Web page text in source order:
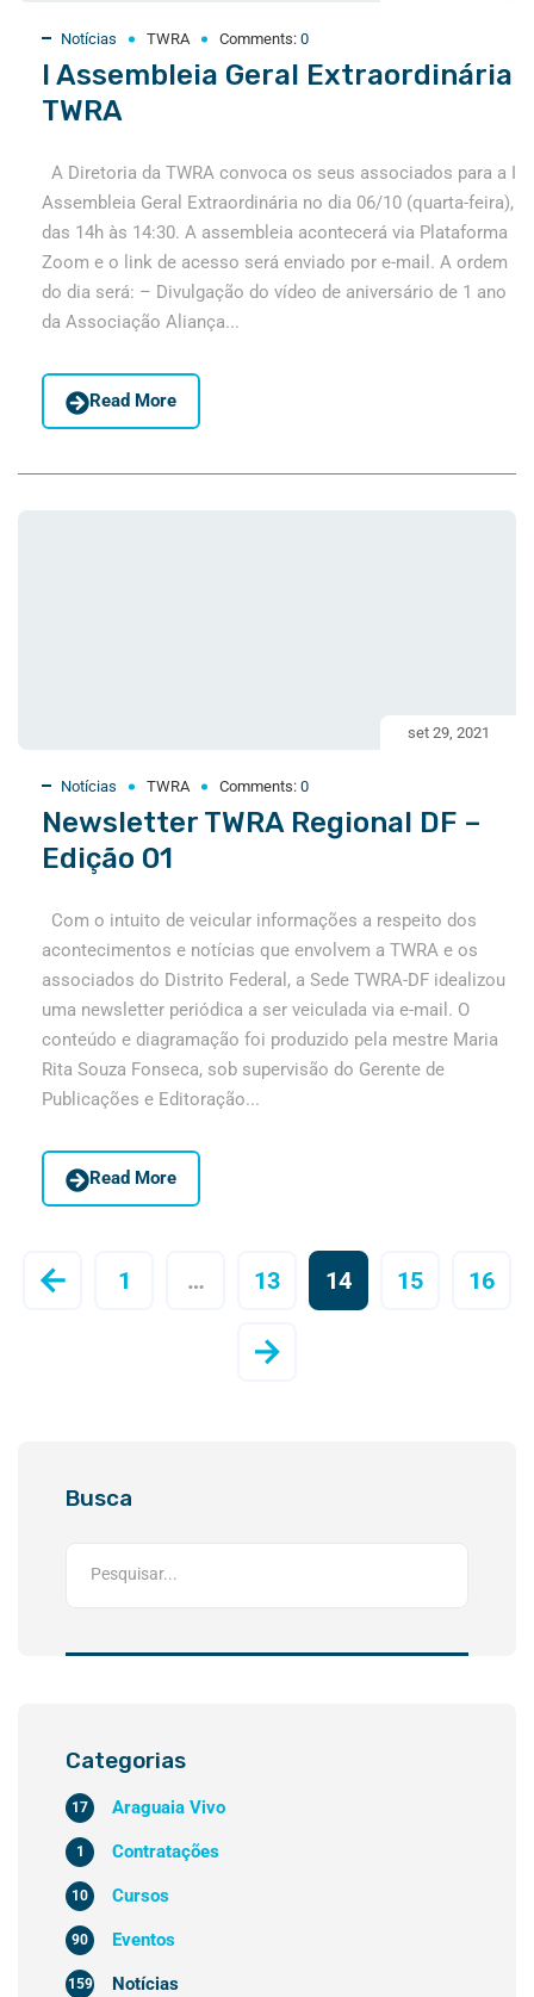
Notícias TWRA Comments: 0
I Assembleia Geral Extraordinária
TWRA
A Diretoria da TWRA convoca os seus associados para a I
Assembleia Geral Extraordinária no dia 06/10 (quarta-feira),
das 14h às 14:30. A assembleia acontecerá via Plataforma
Zoom e o link de acesso será enviado por e-mail. A ordem
do dia será: – Divulgação do vídeo de aniversário de 1 ano
da Associação Aliança...
Read More
set 29, 2021
Notícias TWRA Comments: 0
Newsletter TWRA Regional DF –
Edição 01
Com o intuito de veicular informações a respeito dos
acontecimentos e notícias que envolvem a TWRA e os
associados do Distrito Federal, a Sede TWRA-DF idealizou
uma newsletter periódica a ser veiculada via e-mail. O
conteúdo e diagramação foi produzido pela mestre Maria
Rita Souza Fonseca, sob supervisão do Gerente de
Publicações e Editoração...
Read More
1 … 13 14 15 16
Busca
Categorias
Araguaia Vivo
17
Contratações
1
Cursos
10
Eventos
90
Notícias
159